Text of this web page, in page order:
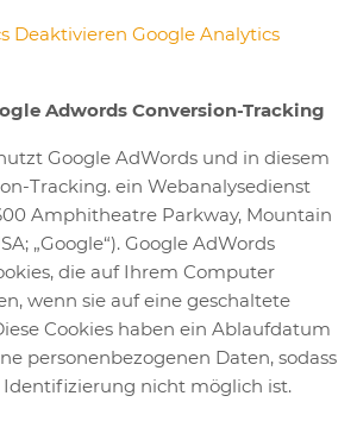
Deaktivieren Google Analytics
Adwords Conversion-Tracking
Google AdWords und in diesem
Tracking. ein Webanalysedienst
Amphitheatre Parkway, Mountain
„Google“). Google AdWords
die auf Ihrem Computer
wenn sie auf eine geschaltete
Cookies haben ein Ablaufdatum
personenbezogenen Daten, sodass
Identifizierung nicht möglich ist.